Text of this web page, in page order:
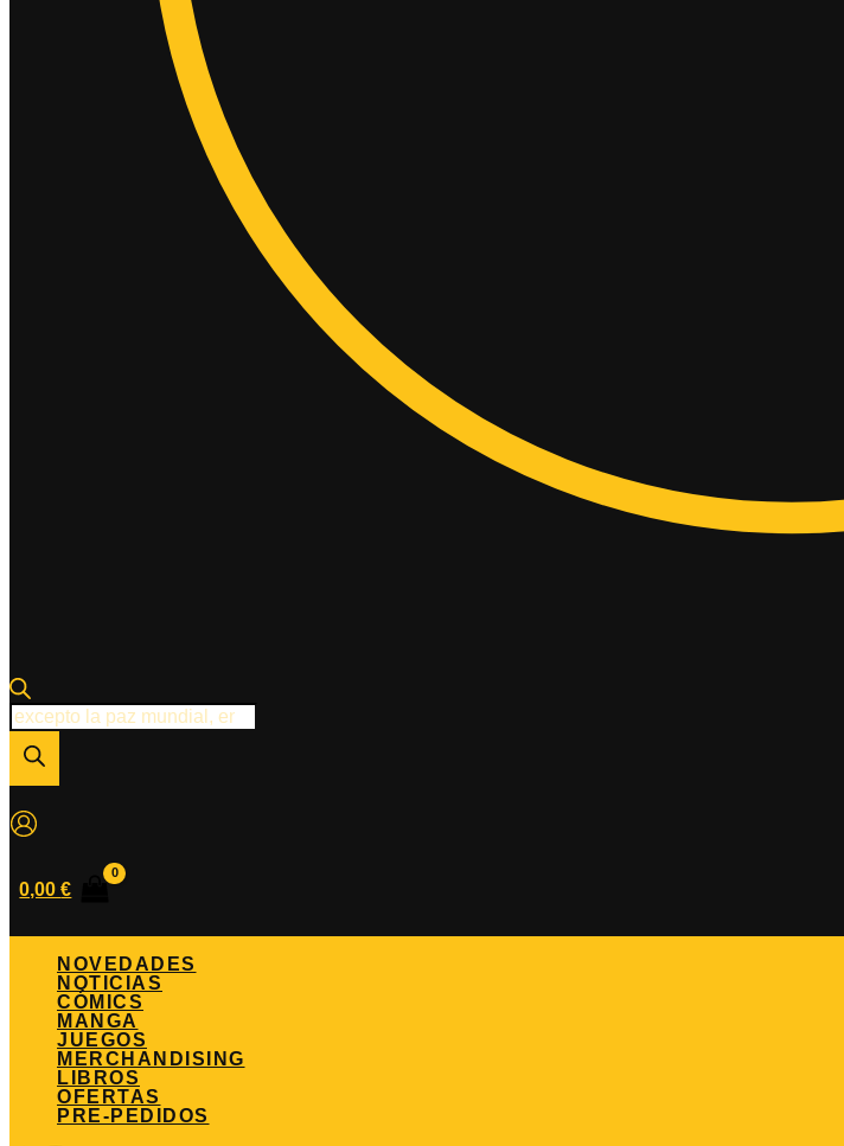
Búsqueda
de
productos
0,00€
NOVEDADES
NOTICIAS
CÓMICS
MANGA
JUEGOS
MERCHANDISING
LIBROS
OFERTAS
PRE-PEDIDOS